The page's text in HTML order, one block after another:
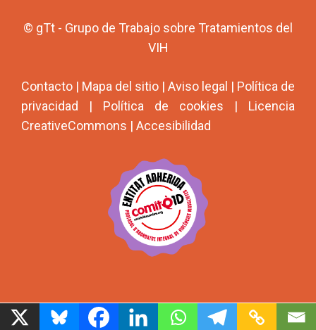
© gTt - Grupo de Trabajo sobre Tratamientos del
VIH
Contacto | Mapa del sitio | Aviso legal | Política de
privacidad | Política de cookies | Licencia
CreativeCommons | Accesibilidad